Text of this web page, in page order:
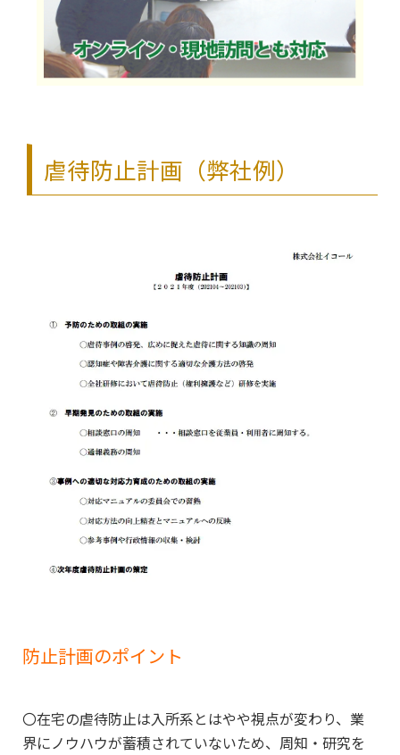
虐待防止計画（弊社例）
防止計画のポイント
〇在宅の虐待防止は入所系とはやや視点が変わり、業
界にノウハウが蓄積されていないため、周知・研究を